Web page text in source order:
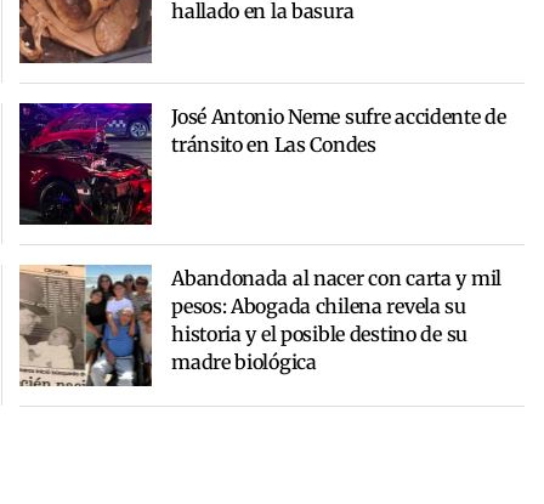
hallado en la basura
José Antonio Neme sufre accidente de
tránsito en Las Condes
Abandonada al nacer con carta y mil
pesos: Abogada chilena revela su
historia y el posible destino de su
madre biológica